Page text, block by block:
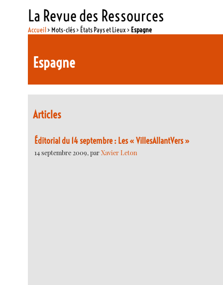
La Revue des Ressources
Accueil> Mots-clés > États Pays et Lieux > Espagne
Espagne
Articles
Éditorial du 14 septembre : Les « VillesAllantVers »
14 septembre 2009, parXavier Leton